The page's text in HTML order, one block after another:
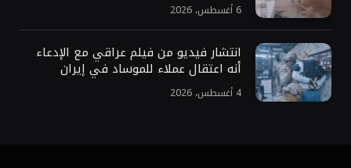
6 أغسطس، 2026
انتشار فيديو من فيلم عراقي مع الإدعاء
أنه اعتقال عملاء للموساد في إيران
4 أغسطس، 2026